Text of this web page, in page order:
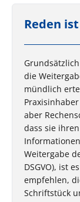
Reden
die
mündlich
aber
dass sie
Weitergabe
DSGVO), ist
empfehlen,
Schriftstück